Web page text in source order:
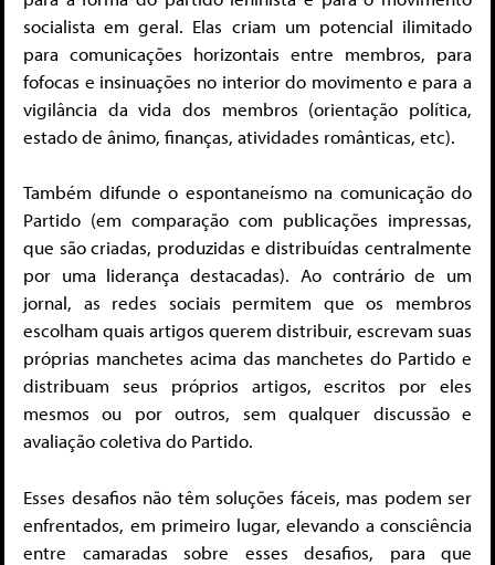
socialista em geral. Elas criam um potencial ilimitado
para comunicações horizontais entre membros, para
fofocas e insinuações no interior do movimento e para a
vigilância da vida dos membros (orientação política,
estado de ânimo, finanças, atividades românticas, etc).
Também difunde o espontaneísmo na comunicação do
Partido (em comparação com publicações impressas,
que são criadas, produzidas e distribuídas centralmente
por uma liderança destacadas). Ao contrário de um
jornal, as redes sociais permitem que os membros
escolham quais artigos querem distribuir, escrevam suas
próprias manchetes acima das manchetes do Partido e
distribuam seus próprios artigos, escritos por eles
mesmos ou por outros, sem qualquer discussão e
avaliação coletiva do Partido.
Esses desafios não têm soluções fáceis, mas podem ser
enfrentados, em primeiro lugar, elevando a consciência
entre camaradas sobre esses desafios, para que